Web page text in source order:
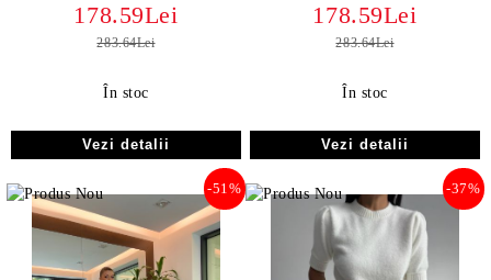
178.59Lei
283.64Lei
În stoc
Vezi detalii
178.59Lei
283.64Lei
În stoc
Vezi detalii
-51% -37%